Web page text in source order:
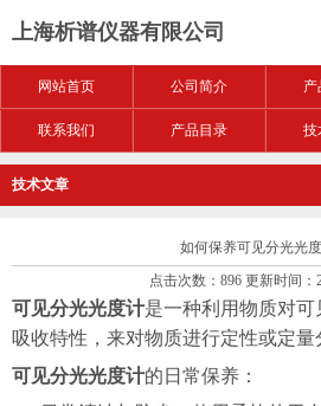
上海析谱仪器有限公司
网站首页 公司简介 产
联系我们 产品目录 技
技术文章
如何保养可见分光光
点击次数：896 更新时间：
可见分光光度计是一种利用物质对
吸收特性，来对物质进行定性或定量
可见分光光度计的日常保养：